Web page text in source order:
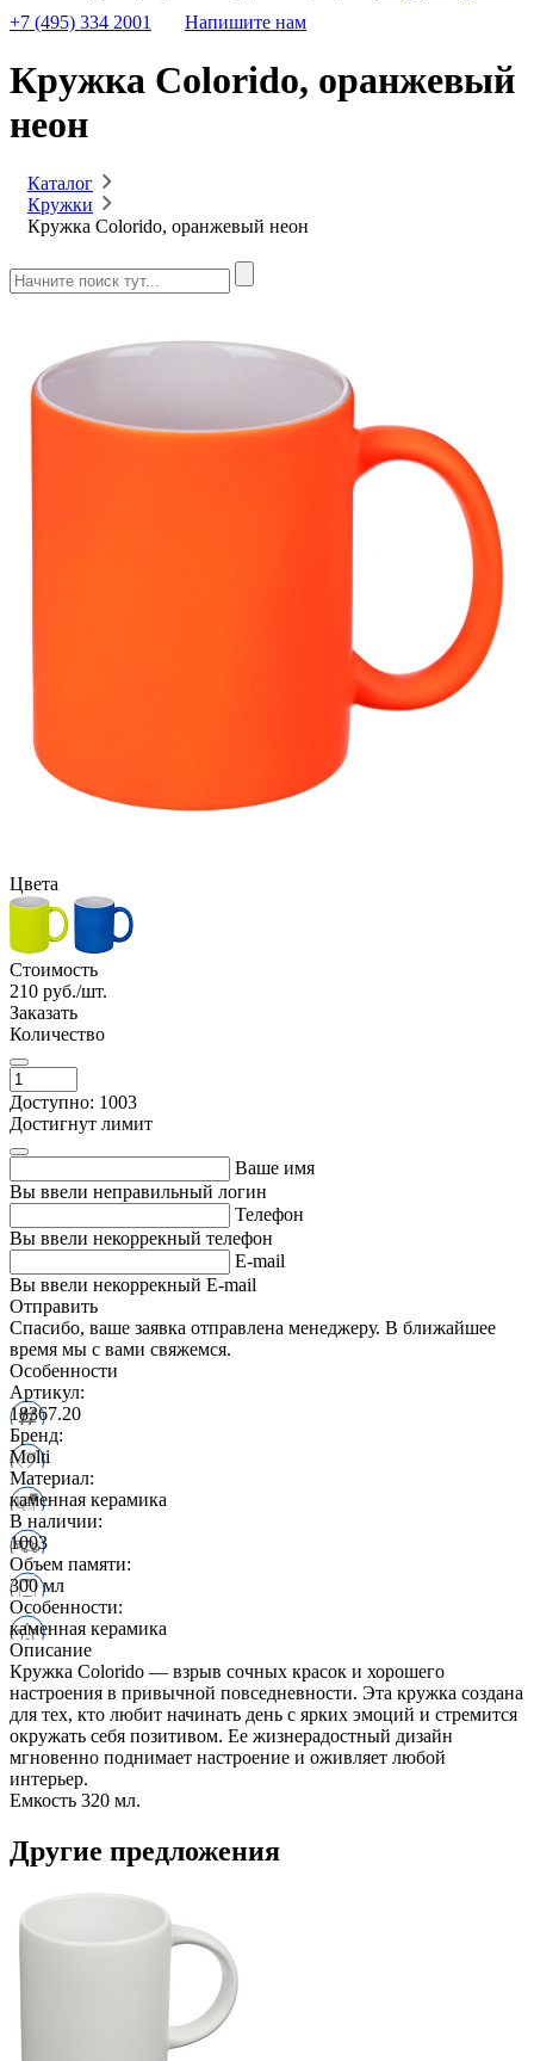
+7 (495) 334 2001
Напишите нам
Кружка Colorido, оранжевый
неон
Каталог
Кружки
Кружка Colorido, оранжевый неон
Цвета
Стоимость
210 руб./шт.
Заказать
Количество
Доступно: 1003
Достигнут лимит
Ваше имя
Вы ввели неправильный логин
Телефон
Вы ввели некоррекный телефон
E-mail
Вы ввели некоррекный E-mail
Отправить
Спасибо, ваше заявка отправлена менеджеру. В ближайшее
время мы с вами свяжемся.
Особенности
Артикул:
18367.20
Бренд:
Molti
Материал:
каменная керамика
В наличии:
1003
Объем памяти:
300 мл
Особенности:
каменная керамика
Описание
Кружка Colorido — взрыв сочных красок и хорошего
настроения в привычной повседневности. Эта кружка создана
для тех, кто любит начинать день с ярких эмоций и стремится
окружать себя позитивом. Ее жизнерадостный дизайн
мгновенно поднимает настроение и оживляет любой
интерьер.
Емкость 320 мл.
Другие предложения